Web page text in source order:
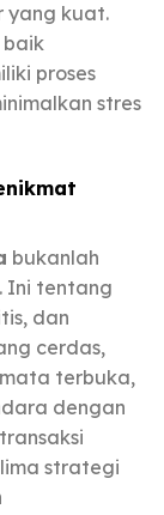
yang kuat.
proses
stres
bukanlah
Ini tentang
dan
cerdas,
terbuka,
dengan
strategi